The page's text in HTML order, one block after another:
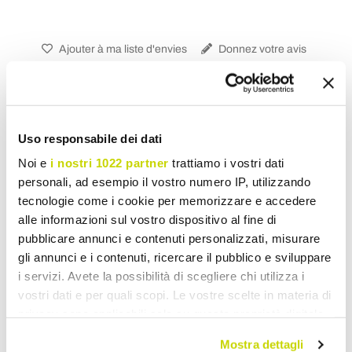
Uso responsabile dei dati
Noi e i nostri 1022 partner trattiamo i vostri dati
personali, ad esempio il vostro numero IP, utilizzando
tecnologie come i cookie per memorizzare e accedere
alle informazioni sul vostro dispositivo al fine di
pubblicare annunci e contenuti personalizzati, misurare
gli annunci e i contenuti, ricercare il pubblico e sviluppare
i servizi. Avete la possibilità di scegliere chi utilizza i
vostri dati e per quali scopi. Le vostre scelte in materia di
Mostra dettagli
Ajouter à ma liste d'envies Donnez votre avis
Placards